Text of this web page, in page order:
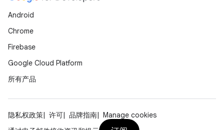
Android
Chrome
Firebase
Google Cloud Platform
所有产品
隐私权政策 许可 品牌指南
Manage cookies